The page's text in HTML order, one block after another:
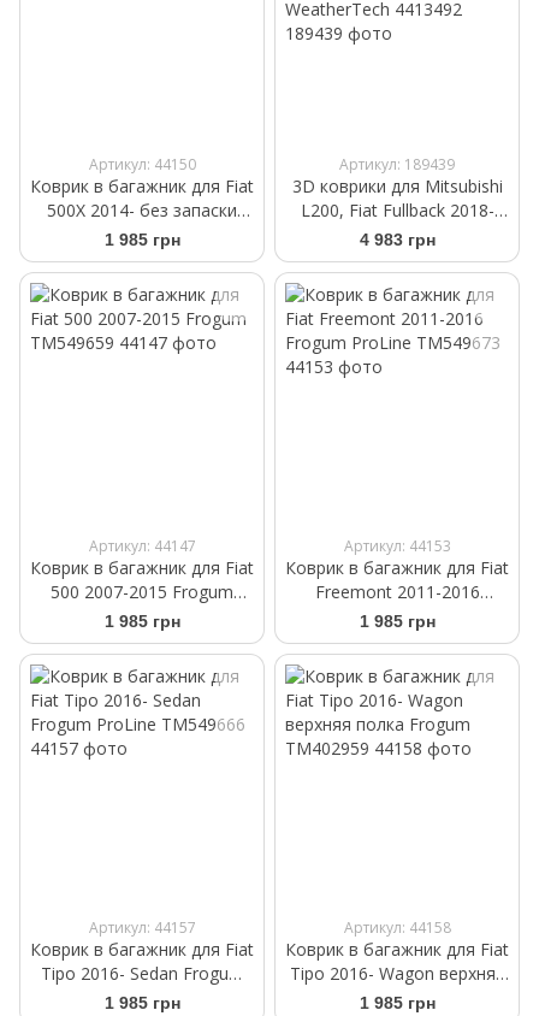
Артикул: 44150
Коврик в багажник для Fiat
500X 2014- без запаски
Frogum TM549697
1 985 грн
Артикул: 189439
3D коврики для Mitsubishi
L200, Fiat Fullback 2018-
extended cab черные
задние WeatherTech
4413492
4 983 грн
Артикул: 44147
Коврик в багажник для Fiat
500 2007-2015 Frogum
TM549659
1 985 грн
Артикул: 44153
Коврик в багажник для Fiat
Freemont 2011-2016
Frogum ProLine TM549673
1 985 грн
Артикул: 44157
Коврик в багажник для Fiat
Tipo 2016- Sedan Frogum
ProLine TM549666
1 985 грн
Артикул: 44158
Коврик в багажник для Fiat
Tipo 2016- Wagon верхняя
полка Frogum TM402959
1 985 грн